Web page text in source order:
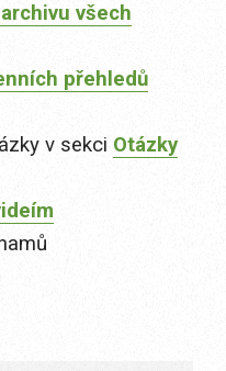
všech
přehledů
v sekci Otázky